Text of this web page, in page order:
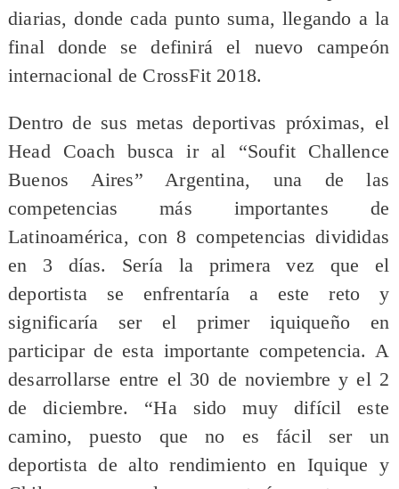
diarias, donde cada punto suma, llegando a la
final donde se definirá el nuevo campeón
internacional de CrossFit 2018.
Dentro de sus metas deportivas próximas, el
Head Coach busca ir al “Soufit Challence
Buenos Aires” Argentina, una de las
competencias más importantes de
Latinoamérica, con 8 competencias divididas
en 3 días. Sería la primera vez que el
deportista se enfrentaría a este reto y
significaría ser el primer iquiqueño en
participar de esta importante competencia. A
desarrollarse entre el 30 de noviembre y el 2
de diciembre. “Ha sido muy difícil este
camino, puesto que no es fácil ser un
deportista de alto rendimiento en Iquique y